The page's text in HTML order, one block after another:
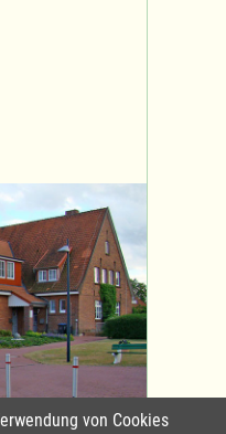
von Cookies